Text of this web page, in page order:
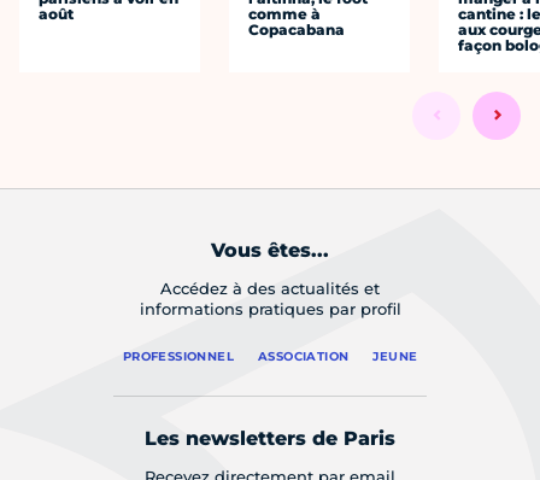
août
comme à
Copacabana
cantine :
aux
façon
Vous êtes...
Accédez à des actualités et
informations pratiques par profil
PROFESSIONNEL ASSOCIATION JEUNE
Les newsletters de Paris